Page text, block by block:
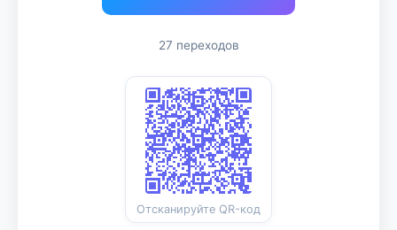
27 переходов
Отсканируйте QR-код